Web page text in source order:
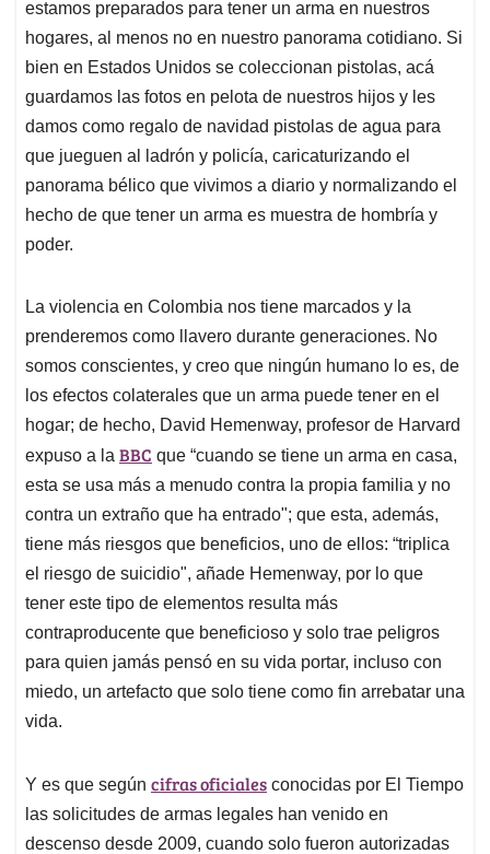
estamos preparados para tener un arma en nuestros
hogares, al menos no en nuestro panorama cotidiano. Si
bien en Estados Unidos se coleccionan pistolas, acá
guardamos las fotos en pelota de nuestros hijos y les
damos como regalo de navidad pistolas de agua para
que jueguen al ladrón y policía, caricaturizando el
panorama bélico que vivimos a diario y normalizando el
hecho de que tener un arma es muestra de hombría y
poder.
La violencia en Colombia nos tiene marcados y la
prenderemos como llavero durante generaciones. No
somos conscientes, y creo que ningún humano lo es, de
los efectos colaterales que un arma puede tener en el
hogar; de hecho, David Hemenway, profesor de Harvard
expuso a la BBC que “cuando se tiene un arma en casa,
esta se usa más a menudo contra la propia familia y no
contra un extraño que ha entrado"; que esta, además,
tiene más riesgos que beneficios, uno de ellos: “triplica
el riesgo de suicidio", añade Hemenway, por lo que
tener este tipo de elementos resulta más
contraproducente que beneficioso y solo trae peligros
para quien jamás pensó en su vida portar, incluso con
miedo, un artefacto que solo tiene como fin arrebatar una
vida.
Y es que según cifras oficiales conocidas por El Tiempo
las solicitudes de armas legales han venido en
descenso desde 2009, cuando solo fueron autorizadas